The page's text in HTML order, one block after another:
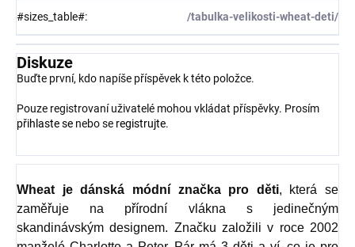
#sizes_table#: /tabulka-velikosti-wheat-deti/
Diskuze
Buďte první, kdo napíše příspěvek k této položce.
Pouze registrovaní uživatelé mohou vkládat příspěvky. Prosím
přihlaste se nebo se registrujte.
Wheat je dánská módní značka pro děti, která se
zaměřuje na přírodní vlákna s jedinečným
skandinávským designem. Značku založili v roce 2002